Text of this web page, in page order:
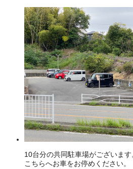
10台分の共同駐車場がございま
こちらへお車をお停めください。